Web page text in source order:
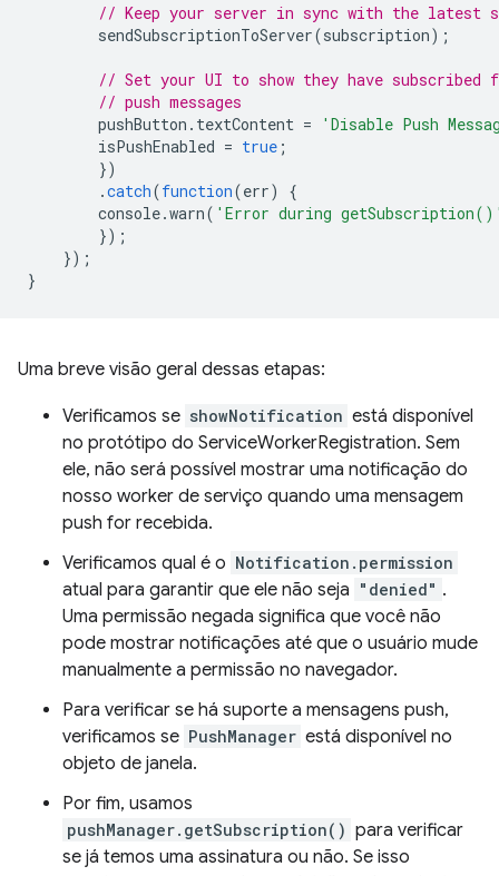
// Keep your server in sync with the latest
sendSubscriptionToServer(subscription);
// Set your UI to show they have subscribed
// push messages
pushButton . textContent =
'Disable Push
isPushEnabled = true ;
})
.catch(function(err)
{
console.warn( 'Error during
});
});
}
Uma breve visão geral dessas etapas:
Verificamos se showNotification está disponível
no protótipo do ServiceWorkerRegistration. Sem
ele, não será possível mostrar uma notificação do
nosso worker de serviço quando uma mensagem
push for recebida.
Verificamos qual é o Notification.permission
atual para garantir que ele não seja "denied" .
Uma permissão negada significa que você não
pode mostrar notificações até que o usuário mude
manualmente a permissão no navegador.
Para verificar se há suporte a mensagens push,
verificamos se PushManager está disponível no
objeto de janela.
Por fim, usamos
pushManager.getSubscription() para verificar
se já temos uma assinatura ou não. Se isso